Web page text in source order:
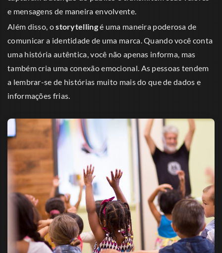
e mensagens de maneira envolvente.
Além disso, ostorytellingé uma maneira poderosa de
comunicar a identidade de uma marca. Quando você conta
uma história autêntica, você não apenas informa, mas
também cria uma conexão emocional. As pessoas tendem
a lembrar-se de histórias muito mais do que de dados e
informações frias.